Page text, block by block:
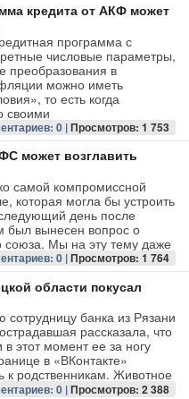
кредита от АКФ может
программа с
числовые параметры,
преобразования в
можно иметь
то есть когда
своими
0 |Просмотров: 1 753
может возглавить
самой компромиссной
которая могла бы устроить
день после
был вынесен вопрос о
союза. Мы на эту тему даже
0 |Просмотров: 1 764
области покусал
банка из Рязани
рассказала, что
этот момент ее за ногу
в «ВКонтакте»
к родственникам. Животное
0 |Просмотров: 2 388